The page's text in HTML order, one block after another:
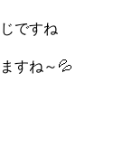
ですね
すね～💦